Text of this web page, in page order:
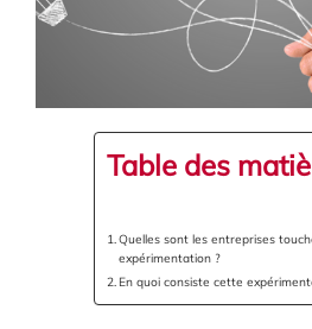
Table des
Quelles sont les entreprises
expérimentation ?
En quoi consiste cette